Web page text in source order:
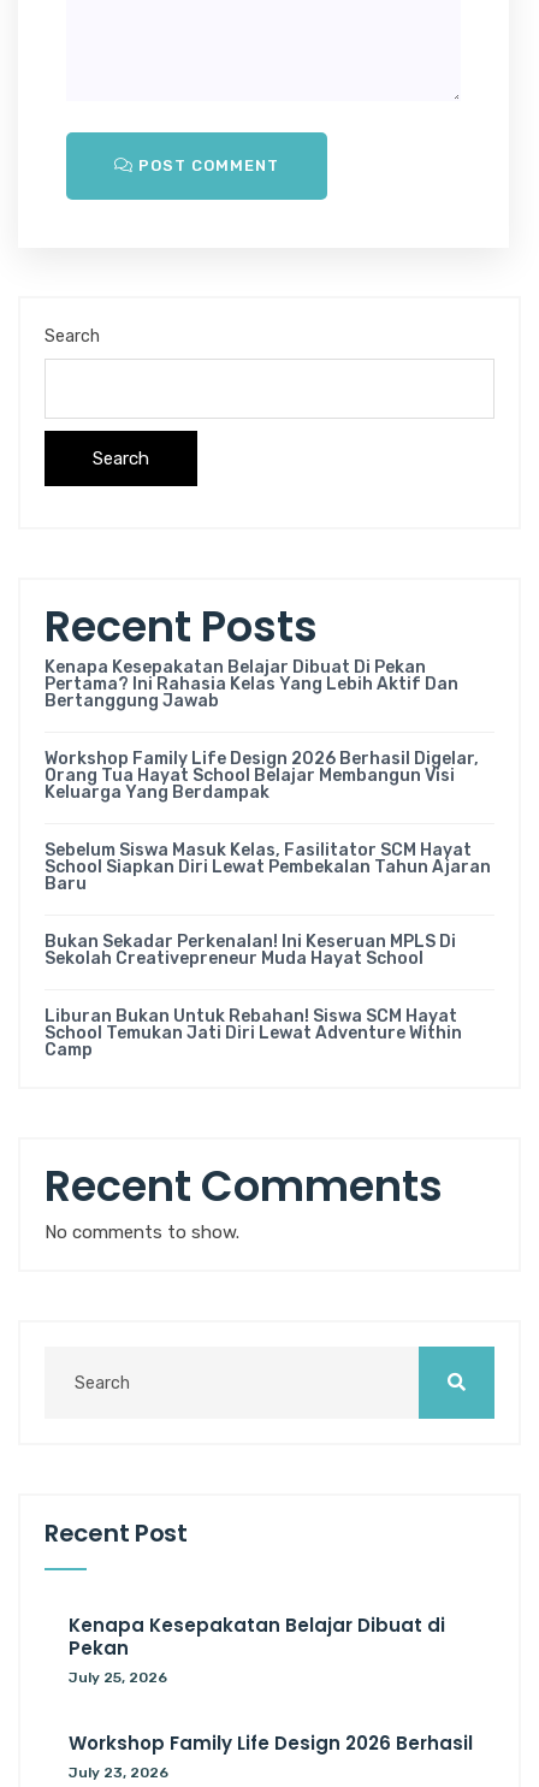
POST COMMENT
Search
Search
Recent Posts
Kenapa Kesepakatan Belajar Dibuat Di Pekan
Pertama? Ini Rahasia Kelas Yang Lebih Aktif Dan
Bertanggung Jawab
Workshop Family Life Design 2026 Berhasil Digelar,
Orang Tua Hayat School Belajar Membangun Visi
Keluarga Yang Berdampak
Sebelum Siswa Masuk Kelas, Fasilitator SCM Hayat
School Siapkan Diri Lewat Pembekalan Tahun Ajaran
Baru
Bukan Sekadar Perkenalan! Ini Keseruan MPLS Di
Sekolah Creativepreneur Muda Hayat School
Liburan Bukan Untuk Rebahan! Siswa SCM Hayat
School Temukan Jati Diri Lewat Adventure Within
Camp
Recent Comments
No comments to show.
Recent Post
Kenapa Kesepakatan Belajar Dibuat di
Pekan
July 25, 2026
Workshop Family Life Design 2026 Berhasil
July 23, 2026